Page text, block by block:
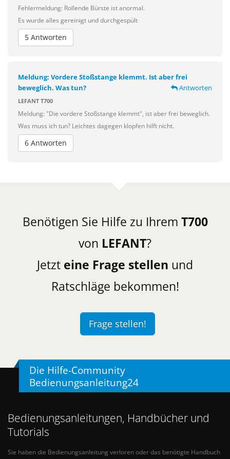
Fehlermeldung: Rollende Bürste ist anormal.
Es wurde alles gereinigt und durchgespült
5 Antworten
Meldung: Vordere Stoßstange klemmt. Ist aber frei
beweglich. Was tun?
Antworten
LEFANT T700
Meldung: "Die vordere Stoßstange klemmt", ist aber frei beweglich.
Was muss ich tun? Leichtes dagegen klopfen hilft nicht.
6 Antworten
Benötigen Sie Hilfe zu Ihrem T700
von LEFANT?
Jetzt eine Frage stellen und
Ratschläge bekommen!
Frage stellen!
Die Hilfe-Community
Bedienungsanleitung24
Bedienungsanleitungen, Handbücher und
Tutorials
Sie haben die Bedienungsanleitung verloren oder das benötigte Handbuch